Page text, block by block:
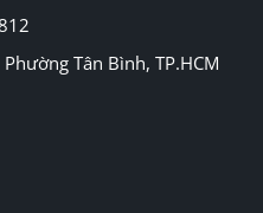
Tân Bình, TP.HCM